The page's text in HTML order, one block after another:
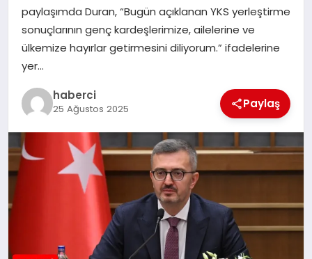
TEKNOLOJI
YAŞAM
paylaşımda Duran, “Bugün açıklanan YKS yerleştirme
sonuçlarının genç kardeşlerimize, ailelerine ve
ülkemize hayırlar getirmesini diliyorum.” ifadelerine
yer…
haberci
25 Ağustos 2025 Paylaş